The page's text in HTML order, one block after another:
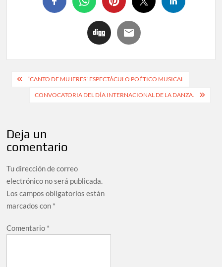
“CANTO DE MUJERES” ESPECTÁCULO POÉTICO MUSICAL
CONVOCATORIA DEL DÍA INTERNACIONAL DE LA DANZA.
Deja un
comentario
Tu dirección de correo
electrónico no será publicada.
Los campos obligatorios están
marcados con *
Comentario *